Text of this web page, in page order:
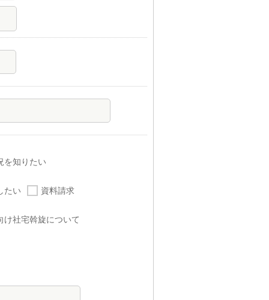
を知りたい
たい 資料請求
け社宅斡旋について